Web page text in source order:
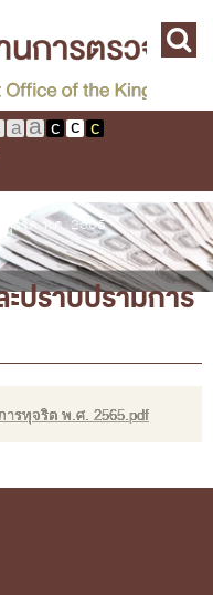
ทุจริต พ.ศ. 2565
ปราบปรามการ
รทุจริต พ.ศ. 2565.pdf